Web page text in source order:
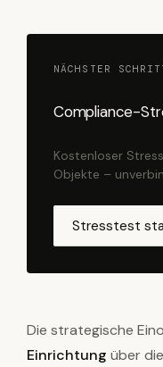
NÄCHSTER
Compliance-
Kostenloser
Objekte –
Stresstest
Die strategische
Einrichtung über